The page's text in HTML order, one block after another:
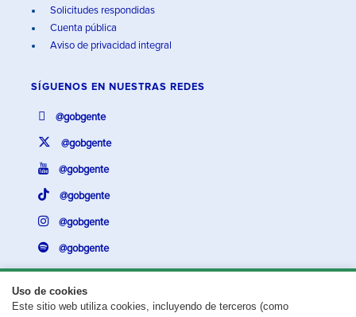
Uso de cookies
Este sitio web utiliza cookies, incluyendo de terceros (como
Solicitudes respondidas
Cuenta pública
Aviso de privacidad integral
SÍGUENOS EN NUESTRAS REDES
@gobgente
@gobgente
@gobgente
@gobgente
@gobgente
@gobgente
¿Existe algún problema con esta página?Repórtalo aquí.